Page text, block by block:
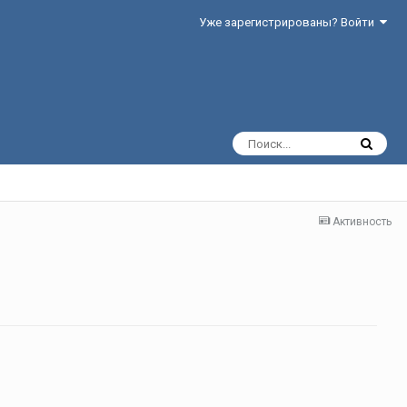
Уже зарегистрированы? Войти
Активность